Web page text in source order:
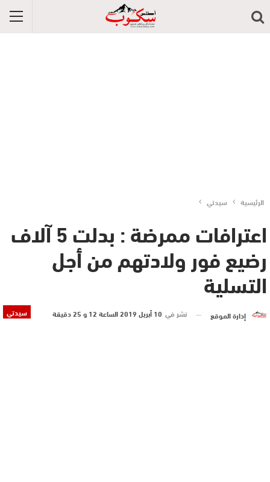
الرئيسية سيدتي
اعترافات ممرضة : بدلت 5 آلاف
رضيع فور ولادتهم من أجل
التسلية
سيدتي إدارة الموقع نشر في 10 أبريل 2019 الساعة 12 و 25 دقيقة